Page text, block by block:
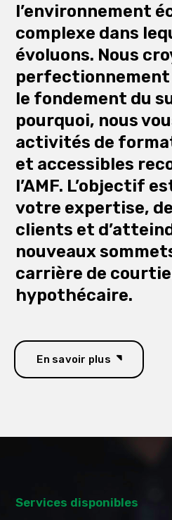
l’environnement
complexe dans
évoluons. Nous
le fondement du
pourquoi, nous
activités de
et accessibles
l’AMF. L’objectif
votre expertise,
clients et
nouveaux
carrière de
hypothécaire.
En savoir plus
Services disponibles